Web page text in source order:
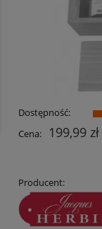
Dostępność:
Cena:
199,99 zł
Producent: